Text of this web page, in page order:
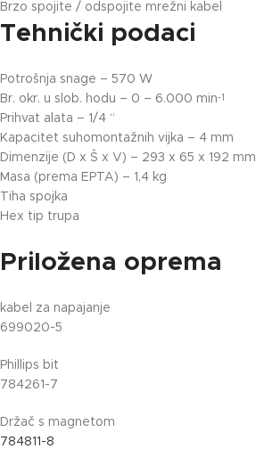
Brzo spojite / odspojite mrežni kabel
Tehnički podaci
Potrošnja snage – 570 W
Br. okr. u slob. hodu – 0 – 6.000 min-1
Prihvat alata – 1/4 “
Kapacitet suhomontažnih vijka – 4 mm
Dimenzije (D x Š x V) – 293 x 65 x 192 mm
Masa (prema EPTA) – 1,4 kg
Tiha spojka
Hex tip trupa
Priložena oprema
kabel za napajanje
699020-5
Phillips bit
784261-7
Držač s magnetom
784811-8